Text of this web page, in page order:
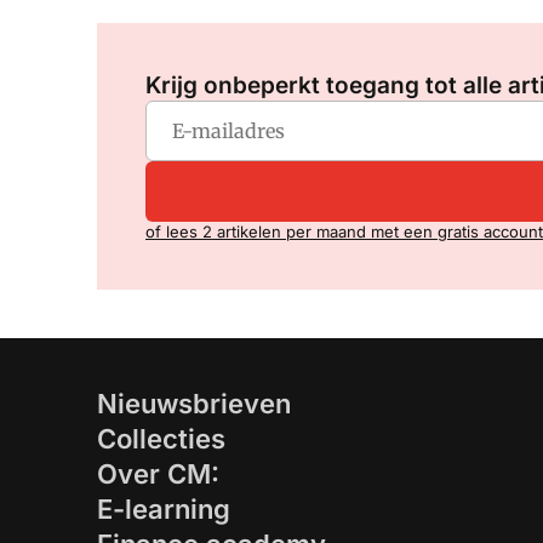
Krijg onbeperkt toegang tot alle
of lees 2 artikelen per maand met een gratis account
Nieuwsbrieven
Collecties
Over CM:
E-learning